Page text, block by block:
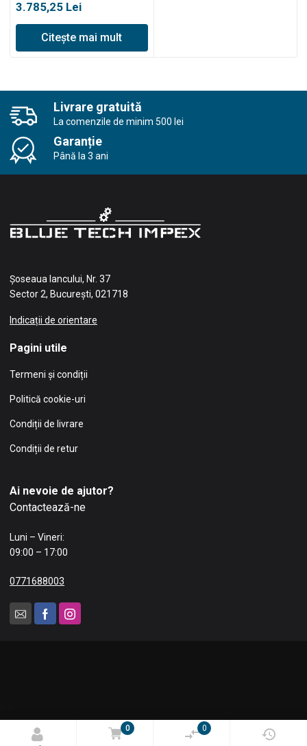
0 0
3.785,25 Lei
Citește mai mult
Livrare gratuită
La comenzile de minim 500 lei
Garanție
Până la 3 ani
Șoseaua Iancului, Nr. 37
Sector 2, București, 021718
Indicații de orientare
Pagini utile
Termeni și condiții
Politică cookie-uri
Condiții de livrare
Condiții de retur
Ai nevoie de ajutor?
Contactează-ne
Luni – Vineri:
09:00 – 17:00
0771688003
© 2025 Blue Tech Impex SRL. Toate drepturile rezervate.